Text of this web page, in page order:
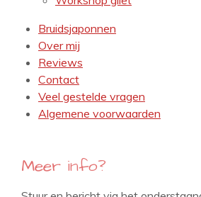
Bruidsjaponnen
Over mij
Reviews
Contact
Veel gestelde vragen
Algemene voorwaarden
Meer info?